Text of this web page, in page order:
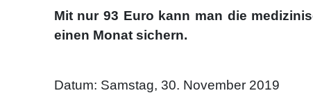
Mit nur 93 Euro kann man die
einen Monat sichern.
Datum: Samstag, 30. November 2019